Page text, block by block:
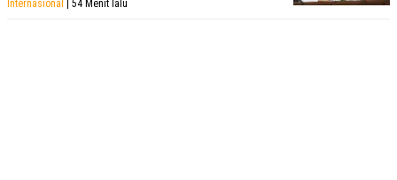
Internasional | 54 Menit lalu